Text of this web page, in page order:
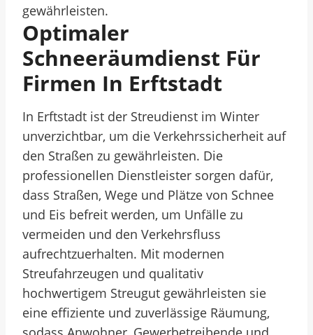
gewährleisten.
Optimaler
Schneeräumdienst Für
Firmen In Erftstadt
In Erftstadt ist der Streudienst im Winter
unverzichtbar, um die Verkehrssicherheit auf
den Straßen zu gewährleisten. Die
professionellen Dienstleister sorgen dafür,
dass Straßen, Wege und Plätze von Schnee
und Eis befreit werden, um Unfälle zu
vermeiden und den Verkehrsfluss
aufrechtzuerhalten. Mit modernen
Streufahrzeugen und qualitativ
hochwertigem Streugut gewährleisten sie
eine effiziente und zuverlässige Räumung,